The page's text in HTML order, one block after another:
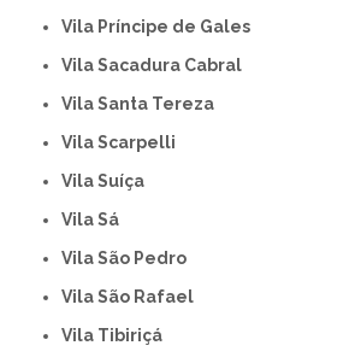
Vila Príncipe de Gales
Vila Sacadura Cabral
Vila Santa Tereza
Vila Scarpelli
Vila Suíça
Vila Sá
Vila São Pedro
Vila São Rafael
Vila Tibiriçá